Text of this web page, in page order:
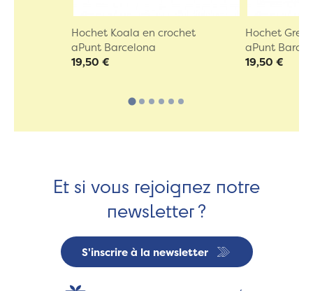
Hochet Koala en crochet
aPunt Barcelona
19,50 €
Hochet
aPunt
19,50 €
Et si vous rejoignez notre
newsletter ?
S'inscrire à la newsletter